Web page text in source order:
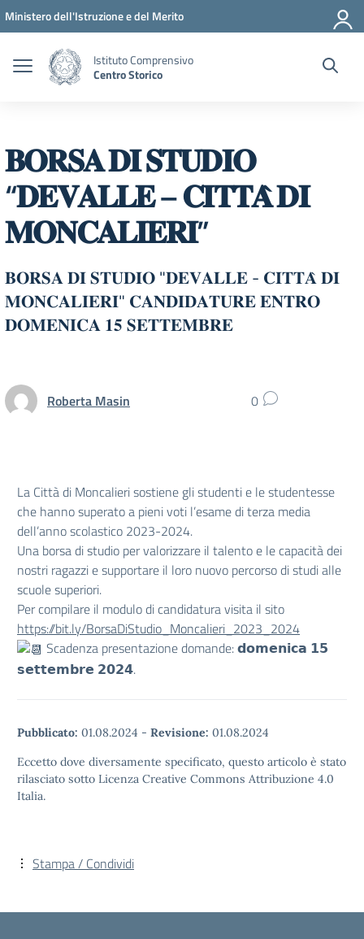
Vai ai contenuti
Vai al menu di navigazione
Vai al footer
Ministero dell'Istruzione e del Merito
Istituto Comprensivo
Centro Storico
𝐁𝐎𝐑𝐒𝐀 𝐃𝐈 𝐒𝐓𝐔𝐃𝐈𝐎
“𝐃𝐄𝐕𝐀𝐋𝐋𝐄 – 𝐂𝐈𝐓𝐓𝐀̀ 𝐃𝐈
𝐌𝐎𝐍𝐂𝐀𝐋𝐈𝐄𝐑𝐈”
𝐁𝐎𝐑𝐒𝐀 𝐃𝐈 𝐒𝐓𝐔𝐃𝐈𝐎 "𝐃𝐄𝐕𝐀𝐋𝐋𝐄 - 𝐂𝐈𝐓𝐓𝐀̀ 𝐃𝐈
𝐌𝐎𝐍𝐂𝐀𝐋𝐈𝐄𝐑𝐈" 𝐂𝐀𝐍𝐃𝐈𝐃𝐀𝐓𝐔𝐑𝐄 𝐄𝐍𝐓𝐑𝐎
𝐃𝐎𝐌𝐄𝐍𝐈𝐂𝐀 𝟏𝟓 𝐒𝐄𝐓𝐓𝐄𝐌𝐁𝐑𝐄
Roberta Masin 0
La Città di Moncalieri sostiene gli studenti e le studentesse
che hanno superato a pieni voti l’esame di terza media
dell’anno scolastico 2023-2024.
Una borsa di studio per valorizzare il talento e le capacità dei
nostri ragazzi e supportare il loro nuovo percorso di studi alle
scuole superiori.
Per compilare il modulo di candidatura visita il sito
https://bit.ly/BorsaDiStudio_Moncalieri_2023_2024
Scadenza presentazione domande: 𝗱𝗼𝗺𝗲𝗻𝗶𝗰𝗮 𝟭𝟱
𝘀𝗲𝘁𝘁𝗲𝗺𝗯𝗿𝗲 𝟮𝟬𝟮𝟰.
Pubblicato: 01.08.2024 - Revisione: 01.08.2024
Eccetto dove diversamente specificato, questo articolo è stato
rilasciato sotto Licenza Creative Commons Attribuzione 4.0
Italia.
Stampa / Condividi